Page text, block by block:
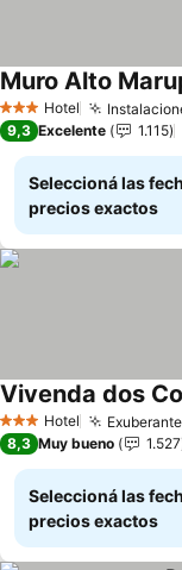
3 Estrellas
Hotel
Muro Alto
9,3 Excelente 1.115
Seleccioná las
precios exactos
3 Estrellas
Hotel
Vivenda dos
8,3 Muy bueno 1.527
Seleccioná las
precios exactos